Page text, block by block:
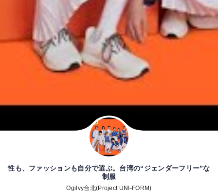
性も、ファッションも自分で選ぶ。台湾の“ジェンダーフリー”な
制服
Ogilvy台北(Project UNI-FORM)